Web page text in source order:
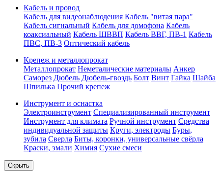
Кабель и провод
Кабель для видеонаблюдения Кабель "витая пара"
Кабель сигнальный Кабель для домофона Кабель
коаксиальный Кабель ШВВП Кабель ВВГ, ПВ-1 Кабель
ПВС, ПВ-3 Оптический кабель
Крепеж и металлопрокат
Металлопрокат Неметалические материалы Анкер
Саморез Дюбель Дюбель-гвоздь Болт Винт Гайка Шайба
Шпилька Прочий крепеж
Инструмент и оснастка
Электроинструмент Специализированный инструмент
Инструмент для климата Ручной инструмент Средства
индивидуальной защиты Круги, электроды Буры,
зубила Сверла Биты, коронки, универсальные свёрла
Краски, эмали Химия Сухие смеси
Скрыть